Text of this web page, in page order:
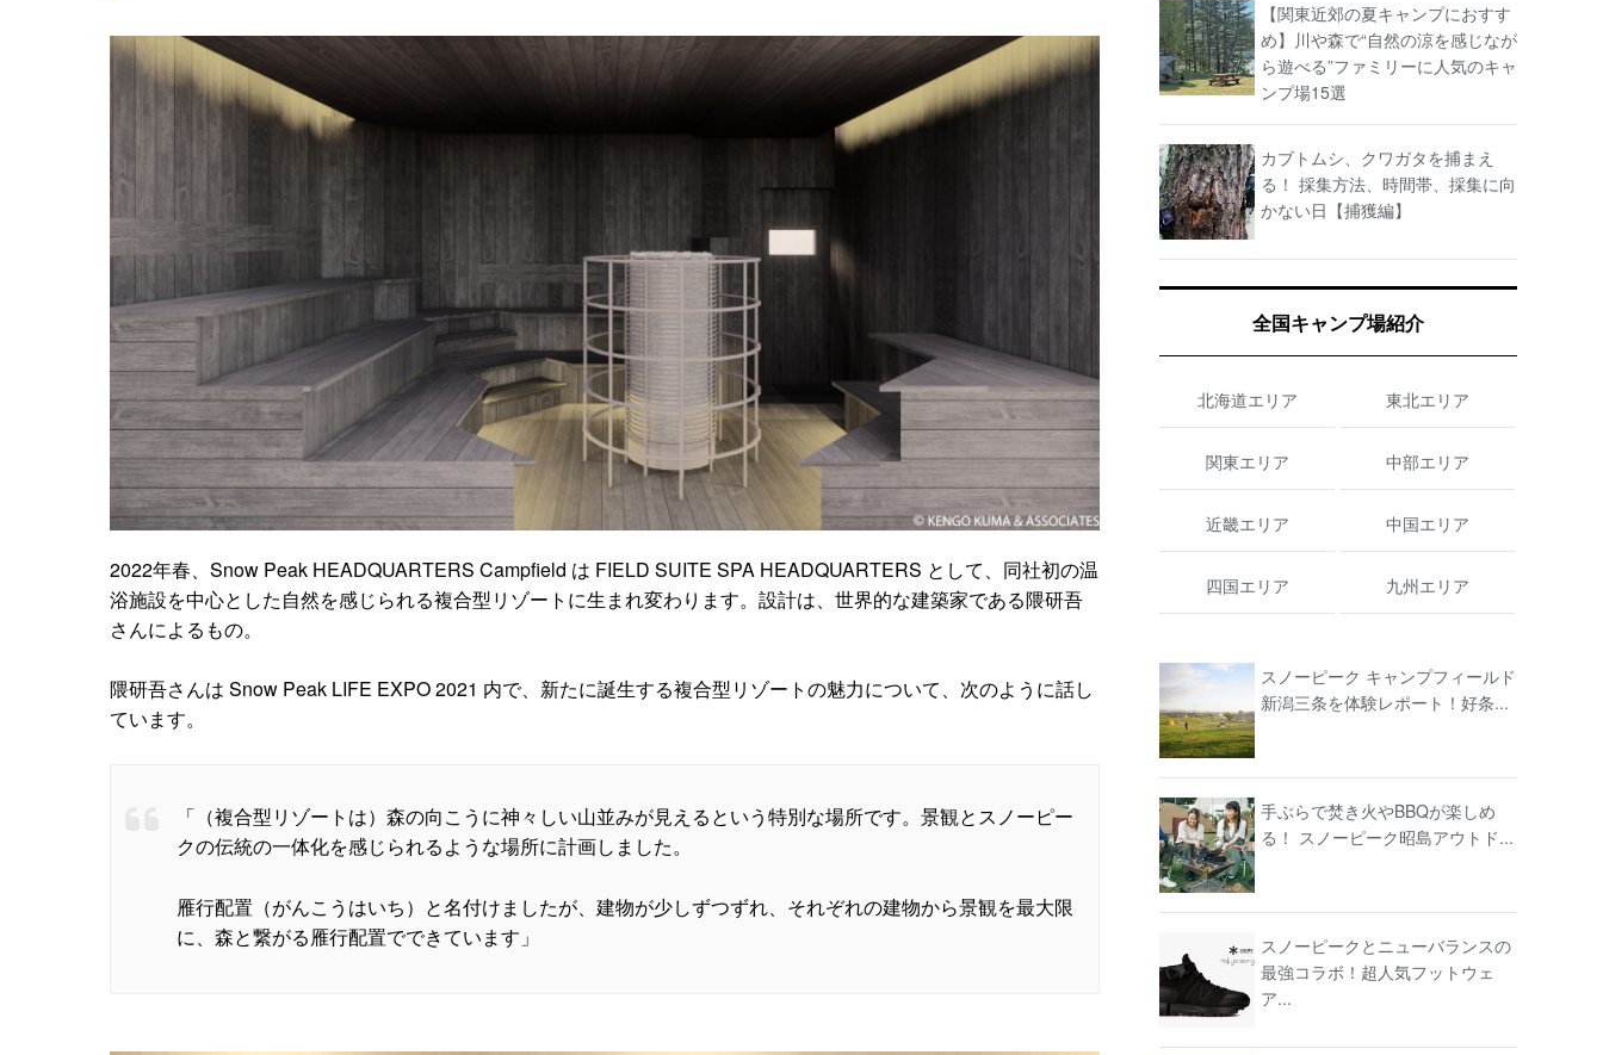
2022年春、Snow Peak HEADQUARTERS Campfield は FIELD SUITE SPA HEADQUARTERS として、同社初の温
浴施設を中心とした自然を感じられる複合型リゾートに生まれ変わります。設計は、世界的な建築家である隈研吾
さんによるもの。
隈研吾さんは Snow Peak LIFE EXPO 2021 内で、新たに誕生する複合型リゾートの魅力について、次のように話し
ています。
「（複合型リゾートは）森の向こうに神々しい山並みが見えるという特別な場所です。景観とスノーピー
クの伝統の一体化を感じられるような場所に計画しました。
雁行配置（がんこうはいち）と名付けましたが、建物が少しずつずれ、それぞれの建物から景観を最大限
に、森と繋がる雁行配置でできています」
【関東近郊の夏キャンプにおすす
め】川や森で“自然の涼を感じなが
ら遊べる”ファミリーに人気のキャ
ンプ場15選
カブトムシ、クワガタを捕まえ
る！ 採集方法、時間帯、採集に向
かない日【捕獲編】
全国キャンプ場紹介
北海道エリア 東北エリア
関東エリア 中部エリア
近畿エリア 中国エリア
四国エリア 九州エリア
スノーピーク キャンプフィールド
新潟三条を体験レポート！好条...
手ぶらで焚き火やBBQが楽しめ
る！ スノーピーク昭島アウトド...
スノーピークとニューバランスの
最強コラボ！超人気フットウェ
ア...